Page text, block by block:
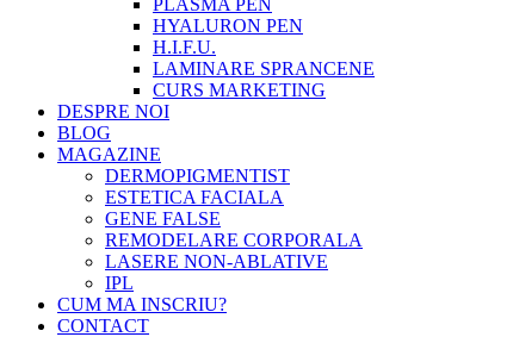
PLASMA PEN
HYALURON PEN
H.I.F.U.
LAMINARE SPRANCENE
CURS MARKETING
DESPRE NOI
BLOG
MAGAZINE
DERMOPIGMENTIST
ESTETICA FACIALA
GENE FALSE
REMODELARE CORPORALA
LASERE NON-ABLATIVE
IPL
CUM MA INSCRIU?
CONTACT